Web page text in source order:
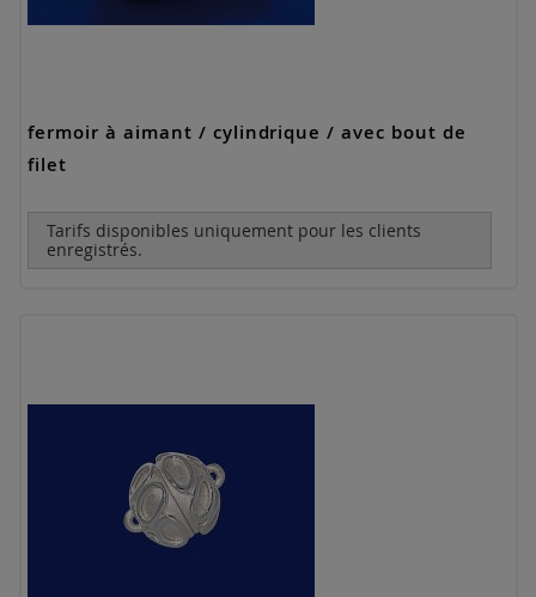
fermoir à aimant / cylindrique / avec bout de
filet
Tarifs disponibles uniquement pour les clients
enregistrés.